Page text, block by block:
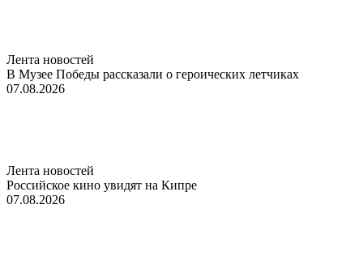
Лента новостей
В Музее Победы рассказали о героических летчиках
07.08.2026
Лента новостей
Российское кино увидят на Кипре
07.08.2026